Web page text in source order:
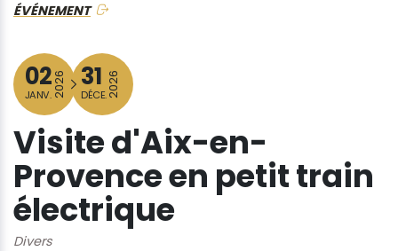
ÉVÉNEMENT
02
JANV.2026 31
DÉCE.2026
Visite d'Aix-en-
Provence en petit train
électrique
Divers